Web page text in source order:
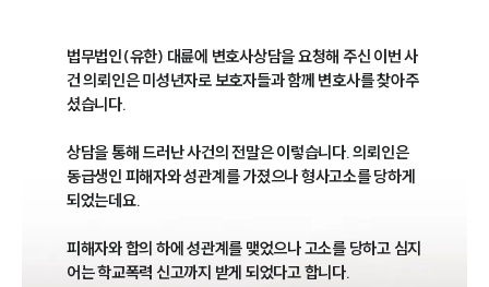
법무법인(유한) 대륜에 변호사상담을 요청해 주신 이번 사
건 의뢰인은 미성년자로 보호자들과 함께 변호사를 찾아주
셨습니다.
상담을 통해 드러난 사건의 전말은 이렇습니다. 의뢰인은
동급생인 피해자와 성관계를 가졌으나 형사고소를 당하게
되었는데요.
피해자와 합의 하에 성관계를 맺었으나 고소를 당하고 심지
어는 학교폭력 신고까지 받게 되었다고 합니다.